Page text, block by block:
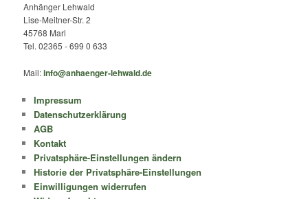
Anhänger Lehwald
Lise-Meitner-Str. 2
45768 Marl
Tel. 02365 - 699 0 633
Mail:info@anhaenger-lehwald.de
Impressum
Datenschutzerklärung
AGB
Kontakt
Privatsphäre-Einstellungen ändern
Historie der Privatsphäre-Einstellungen
Einwilligungen widerrufen